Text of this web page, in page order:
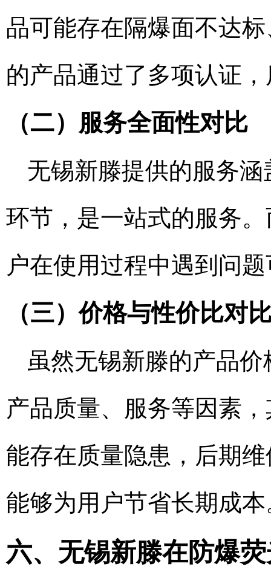
品可能存在隔爆面不达
的产品通过了多项认证
（二）服务全面性对比
无锡新滕提供的服务
环节，是一站式的服务
户在使用过程中遇到问
（三）价格与性价比对
虽然无锡新滕的产品
产品质量、服务等因素
能存在质量隐患，后期
能够为用户节省长期成本
六、无锡新滕在防爆